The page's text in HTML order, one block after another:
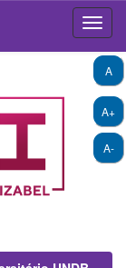
A+
A-
A